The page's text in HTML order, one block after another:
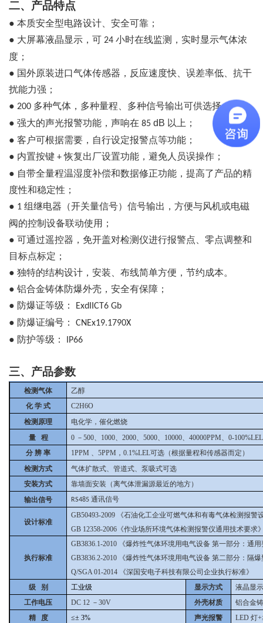
二、产品特点
● 本质安全型电路设计、安全可靠；
● 大屏幕液晶显示，可 24 小时在线监测，实时显示气体浓
度；
● 国外原装进口气体传感器，反应速度快、误差率低、抗干
扰能力强；
● 200 多种气体，多种量程、多种信号输出可供选择；
● 强大的声光报警功能，声响在 85 dB 以上；
● 客户可根据需要，自行设定报警点等功能；
● 内置按键 + 恢复出厂设置功能，避免人员误操作；
● 自带全量程温湿度补偿和数据修正功能，提高了产品的精
度性和稳定性；
● 1 组继电器（开关量信号）信号输出，方便与风机或电磁
阀的控制设备联动使用；
● 可通过遥控器，免开盖对检测仪进行报警点、零点调整和
目标点标定；
● 独特的结构设计，安装、布线简单方便，节约成本。
● 铝合金铸体防爆外壳，安全有保障；
● 防爆证等级： ExdIICT6 Gb
● 防爆证编号： CNEx19.1790X
● 防护等级： IP66
三、产品参数
检测气体
乙醇
化 学 式
C2H6O
检测原理
电化学，催化燃烧
量 程
0 －500、1000、2000、5000、10000、40000PPM、0-
分 辨 率
1PPM 、5PPM，0.1%LEL可选（根据量程和传感器而定）
检测方式
气体扩散式、管道式、泵吸式可选
安装方式
靠墙面安装（离气体泄漏源最近的地方）
输出信号
RS485 通讯信号
设计标准
GB50493-2009
《石油化工企业可燃气体和有毒气体检测报警
GB 12358-2006《作业场所环境气体检测报警仪通用技术要求
执行标准
GB3836.1-2010
《爆炸性气体环境用电气设备 第一部分：通
GB3836.2-2010
《爆炸性气体环境用电气设备 第二部分：隔爆
Q/SGA 01-2014
《深国安电子科技有限公司企业执行标准》
级 别
工业级 显示方式
液晶显
工作电压
DC 12 －30V 外壳材质
铝合金
精 度
≤± 3% 声光报警 LED 灯